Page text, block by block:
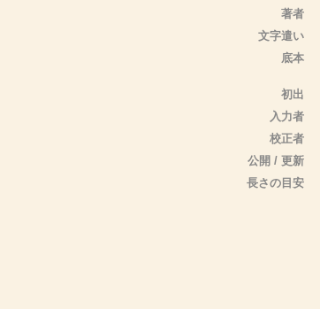
著者
文字遣い
底本
初出
入力者
校正者
公開 / 更新
長さの目安